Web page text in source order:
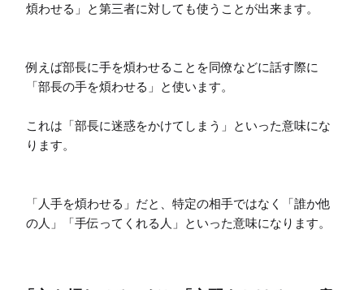
煩わせる」と第三者に対しても使うことが出来ます。
例えば部長に手を煩わせることを同僚などに話す際に
「部長の手を煩わせる」と使います。
これは「部長に迷惑をかけてしまう」といった意味にな
ります。
「人手を煩わせる」だと、特定の相手ではなく「誰か他
の人」「手伝ってくれる人」といった意味になります。